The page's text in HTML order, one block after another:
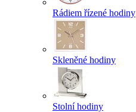
Rádiem řízené hodiny
Skleněné hodiny
Stolní hodiny